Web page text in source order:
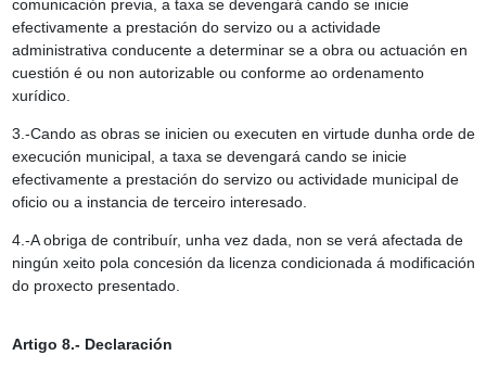
comunicación previa, a taxa se devengará cando se inicie
efectivamente a prestación do servizo ou a actividade
administrativa conducente a determinar se a obra ou actuación en
cuestión é ou non autorizable ou conforme ao ordenamento
xurídico.
3.-Cando as obras se inicien ou executen en virtude dunha orde de
execución municipal, a taxa se devengará cando se inicie
efectivamente a prestación do servizo ou actividade municipal de
oficio ou a instancia de terceiro interesado.
4.-A obriga de contribuír, unha vez dada, non se verá afectada de
ningún xeito pola concesión da licenza condicionada á modificación
do proxecto presentado.
Artigo 8.- Declaración